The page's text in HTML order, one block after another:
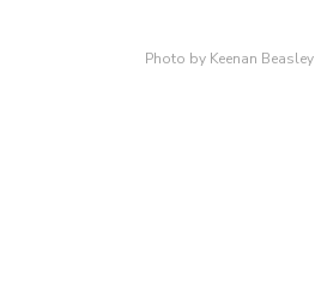
Photo by Keenan Beasley